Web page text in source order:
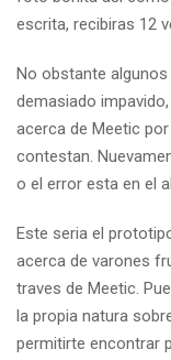
escrita, recibiras 12
No obstante
demasiado
acerca de Meetic
contestan.
o el error esta en el
Este seria el
acerca de varones
traves de Meetic.
la propia natura
permitirte encontrar